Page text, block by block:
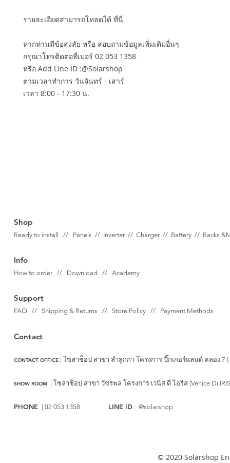
รายละเอียดสามารถโหลดได้ ที่นี่
หากท่านมีข้อสงสัย หรือ สอบถามข้อมูลเพิ่มเติมอื่นๆ
กรุณาโทรติดต่อที่เบอร์ 02 053 1358
หรือ Add Line ID :@Solarshop
ตามเวลาทำการ วันจันทร์ - เสาร์
เวลา 8:00 - 17:30 น.
Shop
Ready to install // Panels // Inverter // Charger // Battery // Racks
Info
How to order // Download // Academy
Support
FAQ // Shipping & Returns // Store Policy // Payment Methods
Contact
CONTACT OFFICE | โซล่าช็อป สาขา ลำลูกกา โครงการ บิ๊กเกอร์แลนด์ คลอง 7
SHOW ROOM โซล่าช็อป สาขา วัชรพล โครงการ เวนิส ดี ไอริส (Venice Di
PHONE | 02 053 1358 LINE ID : @solarshop
© 2020 Solarshop